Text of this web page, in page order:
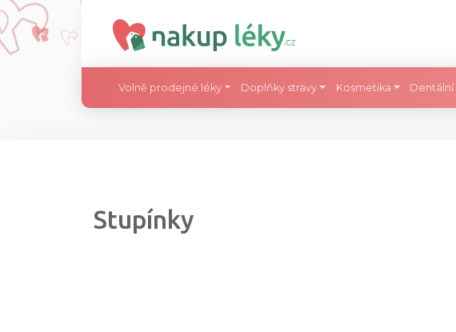
Volně prodejné léky Doplňky stravy Kosmetika Dentální
Stupínky